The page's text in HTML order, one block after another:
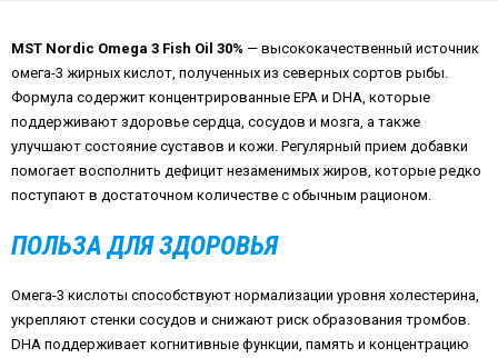
MST Nordic Omega 3 Fish Oil 30% — высококачественный источник
омега-3 жирных кислот, полученных из северных сортов рыбы.
Формула содержит концентрированные EPA и DHA, которые
поддерживают здоровье сердца, сосудов и мозга, а также
улучшают состояние суставов и кожи. Регулярный прием добавки
помогает восполнить дефицит незаменимых жиров, которые редко
поступают в достаточном количестве с обычным рационом.
ПОЛЬЗА ДЛЯ ЗДОРОВЬЯ
Омега-3 кислоты способствуют нормализации уровня холестерина,
укрепляют стенки сосудов и снижают риск образования тромбов.
DHA поддерживает когнитивные функции, память и концентрацию